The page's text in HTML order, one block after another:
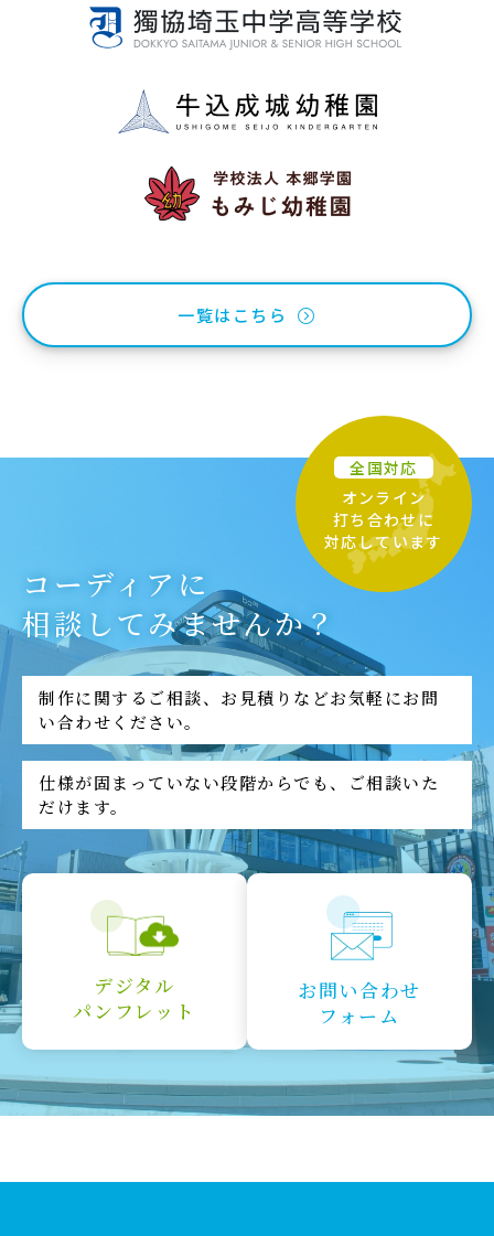
一覧はこちら
コーディアに
相談してみませんか？
制作に関するご相談、お見積りなどお気軽にお問
い合わせください。
仕様が固まっていない段階からでも、ご相談いた
だけます。
デジタル
パンフレット
お問い合わせ
フォーム
全国対応
オンライン
打ち合わせに
対応しています